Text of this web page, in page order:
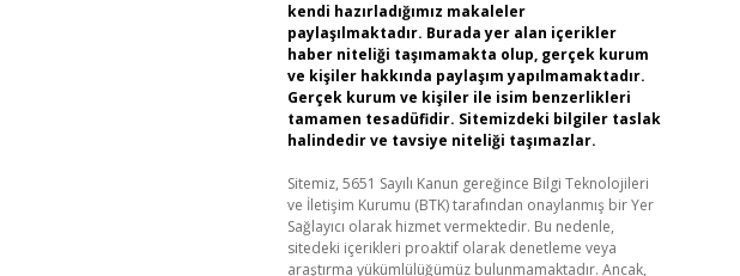
kendi hazırladığımız makaleler
paylaşılmaktadır. Burada yer alan içerikler
haber niteliği taşımamakta olup, gerçek kurum
ve kişiler hakkında paylaşım yapılmamaktadır.
Gerçek kurum ve kişiler ile isim benzerlikleri
tamamen tesadüfidir. Sitemizdeki bilgiler taslak
halindedir ve tavsiye niteliği taşımazlar.
Sitemiz, 5651 Sayılı Kanun gereğince Bilgi Teknolojileri
ve İletişim Kurumu (BTK) tarafından onaylanmış bir Yer
Sağlayıcı olarak hizmet vermektedir. Bu nedenle,
sitedeki içerikleri proaktif olarak denetleme veya
araştırma yükümlülüğümüz bulunmamaktadır. Ancak,